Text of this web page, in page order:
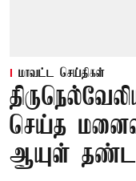
மாவட்ட செய்திகள்
செய்த
ஆயுள்